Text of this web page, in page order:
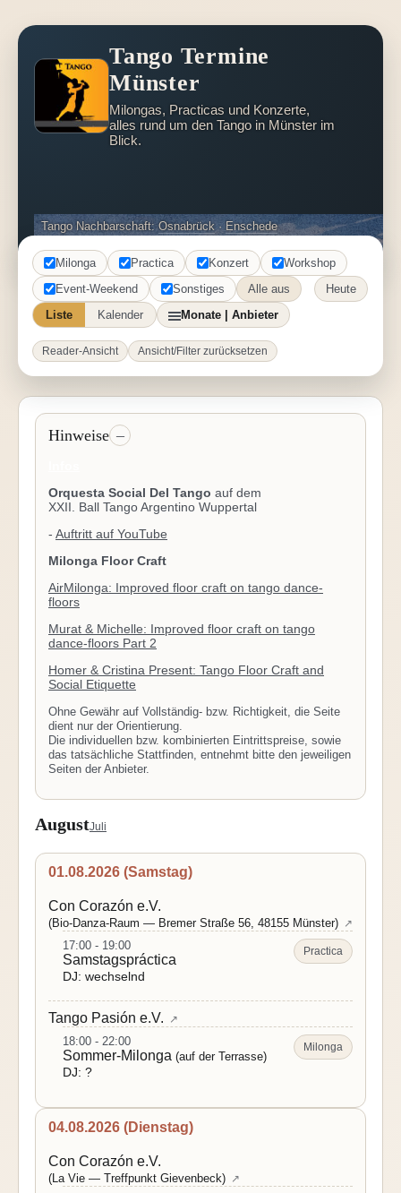
Tango Termine
Münster
Milongas, Practicas und Konzerte,
alles rund um den Tango in Münster im
Blick.
Tango Nachbarschaft:Osnabrück · Enschede
Milonga Practica Konzert
Workshop
Event-Weekend
Sonstiges Alle aus
Heute
Liste
Kalender Monate | Anbieter
Reader-Ansicht Ansicht/Filter zurücksetzen
Hinweise
Orquesta Social Del Tango auf dem
XXII. Ball Tango Argentino Wuppertal
- Auftritt auf YouTube
Milonga Floor Craft
AirMilonga: Improved floor craft on tango dance-
floors
Murat & Michelle: Improved floor craft on tango
dance-floors Part 2
Homer & Cristina Present: Tango Floor Craft and
Social Etiquette
Ohne Gewähr auf Vollständig- bzw. Richtigkeit, die Seite
dient nur der Orientierung.
Die individuellen bzw. kombinierten Eintrittspreise, sowie
das tatsächliche Stattfinden, entnehmt bitte den jeweiligen
Seiten der Anbieter.
AugustJuli
01.08.2026 (Samstag)
Con Corazón e.V.
(Bio-Danza-Raum — Bremer Straße 56, 48155 Münster) ↗
17:00 - 19:00
Samstagspráctica
DJ: wechselnd
Practica
Tango Pasión e.V. ↗
18:00 - 22:00
Sommer-Milonga (auf der Terrasse)
DJ: ?
Milonga
04.08.2026 (Dienstag)
Con Corazón e.V.
(La Vie — Treffpunkt Gievenbeck) ↗